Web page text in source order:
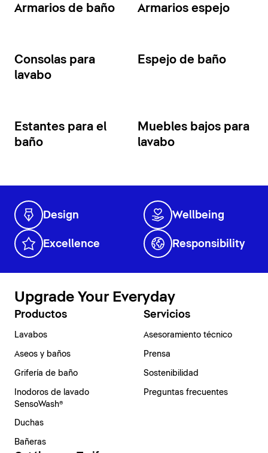
Armarios de baño Armarios espejo
Consolas para
lavabo
Espejo de baño
Estantes para el
baño
Muebles bajos para
lavabo
Design Wellbeing
Excellence Responsibility
Upgrade Your Everyday
Productos
Lavabos
Aseos y baños
Grifería de baño
Inodoros de lavado
SensoWash®
Duchas
Bañeras
Servicios
Asesoramiento técnico
Prensa
Sostenibilidad
Preguntas frecuentes